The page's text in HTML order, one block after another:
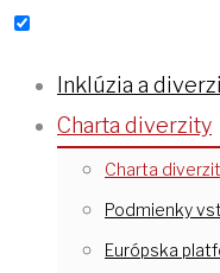
Inklúzia a
Charta diverzity
Charta
Podmienky
Európska